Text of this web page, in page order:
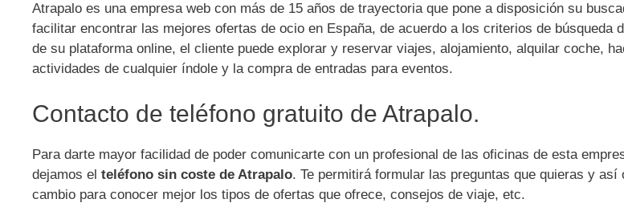
Atrapalo es una empresa web con más de 15 años de trayectoria que pone a disposición su
facilitar encontrar las mejores ofertas de ocio en España, de acuerdo a los criterios de búsqueda
de su plataforma online, el cliente puede explorar y reservar viajes, alojamiento, alquilar coche,
actividades de cualquier índole y la compra de entradas para eventos.
Contacto de teléfono gratuito de Atrapalo.
Para darte mayor facilidad de poder comunicarte con un profesional de las oficinas de esta
dejamos el teléfono sin coste de Atrapalo. Te permitirá formular las preguntas que quieras y así
cambio para conocer mejor los tipos de ofertas que ofrece, consejos de viaje, etc.